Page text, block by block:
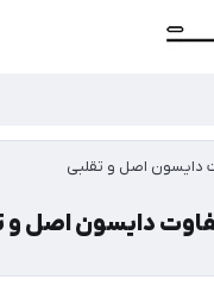
دایسون اصل و تقلبی
دایسون اصل و